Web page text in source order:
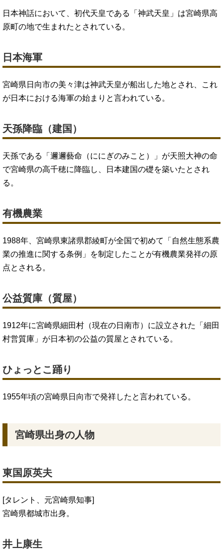
日本神話において、初代天皇である「神武天皇」は宮崎県高
原町の地で生まれたとされている。
日本海軍
宮崎県日向市の美々津は神武天皇が船出した地とされ、これ
が日本における海軍の始まりと言われている。
天孫降臨（建国）
天孫である「邇邇藝命（ににぎのみこと）」が天照大神の命
で宮崎県の高千穂に降臨し、日本建国の礎を築いたとされ
る。
有機農業
1988年、宮崎県東諸県郡綾町が全国で初めて「自然生態系農
業の推進に関する条例」を制定したことが有機農業発祥の原
点とされる。
公益質庫（質屋）
1912年に宮崎県細田村（現在の日南市）に設立された「細田
村営質庫」が日本初の公益の質屋とされている。
ひょっとこ踊り
1955年頃の宮崎県日向市で発祥したと言われている。
宮崎県出身の人物
東国原英夫
[タレント、元宮崎県知事]
宮崎県都城市出身。
井上康生